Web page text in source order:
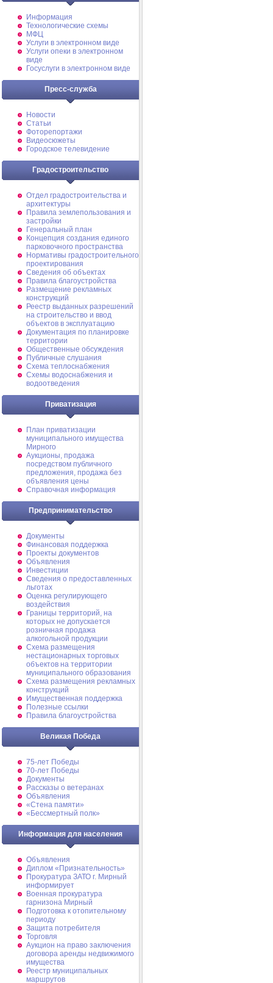
Информация
Технологические схемы
МФЦ
Услуги в электронном виде
Услуги опеки в электронном
виде
Госуслуги в электронном виде
Пресс-служба
Новости
Статьи
Фоторепортажи
Видеосюжеты
Городское телевидение
Градостроительство
Отдел градостроительства и
архитектуры
Правила землепользования и
застройки
Генеральный план
Концепция создания единого
парковочного пространства
Нормативы градостроительного
проектирования
Сведения об объектах
Правила благоустройства
Размещение рекламных
конструкций
Реестр выданных разрешений
на строительство и ввод
объектов в эксплуатацию
Документация по планировке
территории
Общественные обсуждения
Публичные слушания
Схема теплоснабжения
Схемы водоснабжения и
водоотведения
Приватизация
План приватизации
муниципального имущества
Мирного
Аукционы, продажа
посредством публичного
предложения, продажа без
объявления цены
Справочная информация
Предпринимательство
Документы
Финансовая поддержка
Проекты документов
Объявления
Инвестиции
Сведения о предоставленных
льготах
Оценка регулирующего
воздействия
Границы территорий, на
которых не допускается
розничная продажа
алкогольной продукции
Схема размещения
нестационарных торговых
объектов на территории
муниципального образования
Схема размещения рекламных
конструкций
Имущественная поддержка
Полезные ссылки
Правила благоустройства
Великая Победа
75-лет Победы
70-лет Победы
Документы
Рассказы о ветеранах
Объявления
«Стена памяти»
«Бессмертный полк»
Информация для населения
Объявления
Диплом «Признательность»
Прокуратура ЗАТО г. Мирный
информирует
Военная прокуратура
гарнизона Мирный
Подготовка к отопительному
периоду
Защита потребителя
Торговля
Аукцион на право заключения
договора аренды недвижимого
имущества
Реестр муниципальных
маршрутов